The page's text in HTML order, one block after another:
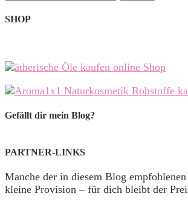
nach:
SHOP
Gefällt dir mein Blog?
PARTNER-LINKS
Manche der in diesem Blog
kleine Provision – für dich bleibt der